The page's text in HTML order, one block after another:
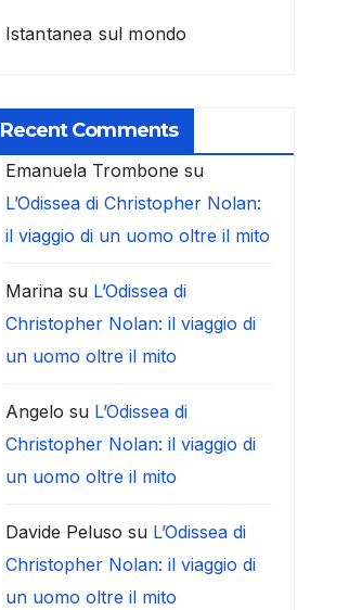
Istantanea sul mondo
Recent Comments
Emanuela Trombone su
L’Odissea di Christopher Nolan:
il viaggio di un uomo oltre il mito
Marinasu L’Odissea di
Christopher Nolan: il viaggio di
un uomo oltre il mito
Angelo su L’Odissea di
Christopher Nolan: il viaggio di
un uomo oltre il mito
Davide Peluso su L’Odissea di
Christopher Nolan: il viaggio di
un uomo oltre il mito